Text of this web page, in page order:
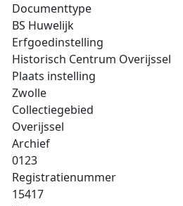
Documenttype
BS Huwelijk
Erfgoedinstelling
Historisch Centrum Overijssel
Plaats instelling
Zwolle
Collectiegebied
Overijssel
Archief
0123
Registratienummer
15417